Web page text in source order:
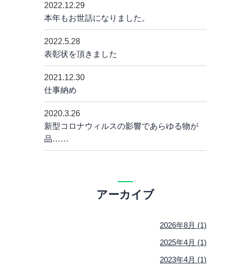
2022.12.29
本年もお世話になりました。
2022.5.28
表彰状を頂きました
2021.12.30
仕事納め
2020.3.26
新型コロナウィルスの影響であらゆる物が
品……
アーカイブ
2026年8月 (1)
2025年4月 (1)
2023年4月 (1)